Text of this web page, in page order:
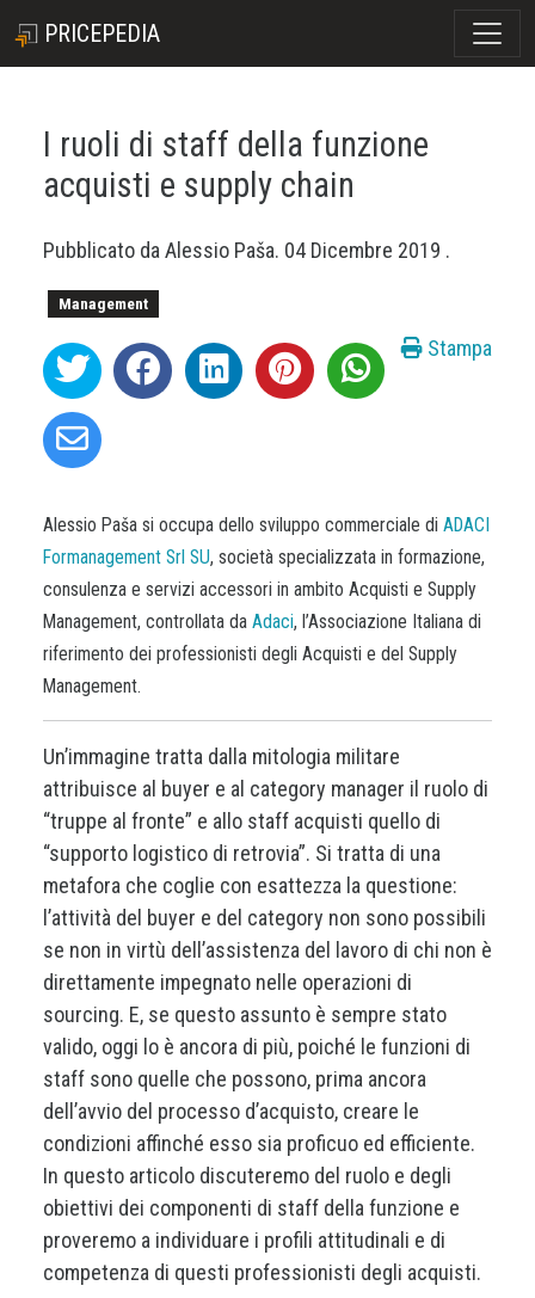
PRICEPEDIA
I ruoli di staff della funzione
acquisti e supply chain
Pubblicato da Alessio Paša. 04 Dicembre 2019 .
Management
Stampa
Alessio Paša si occupa dello sviluppo commerciale di ADACI
Formanagement Srl SU, società specializzata in formazione,
consulenza e servizi accessori in ambito Acquisti e Supply
Management, controllata da Adaci, l’Associazione Italiana di
riferimento dei professionisti degli Acquisti e del Supply
Management.
Un’immagine tratta dalla mitologia militare
attribuisce al buyer e al category manager il ruolo di
“truppe al fronte” e allo staff acquisti quello di
“supporto logistico di retrovia”. Si tratta di una
metafora che coglie con esattezza la questione:
l’attività del buyer e del category non sono possibili
se non in virtù dell’assistenza del lavoro di chi non è
direttamente impegnato nelle operazioni di
sourcing. E, se questo assunto è sempre stato
valido, oggi lo è ancora di più, poiché le funzioni di
staff sono quelle che possono, prima ancora
dell’avvio del processo d’acquisto, creare le
condizioni affinché esso sia proficuo ed efficiente.
In questo articolo discuteremo del ruolo e degli
obiettivi dei componenti di staff della funzione e
proveremo a individuare i profili attitudinali e di
competenza di questi professionisti degli acquisti.